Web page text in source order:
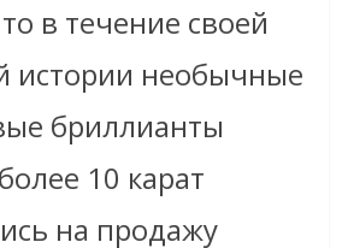
в течение своей
истории необычные
бриллианты
10 карат
на продажу